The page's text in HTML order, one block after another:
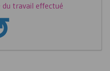
travail effectué